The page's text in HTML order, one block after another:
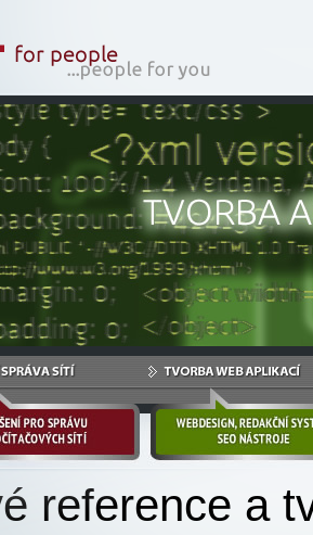
reference a